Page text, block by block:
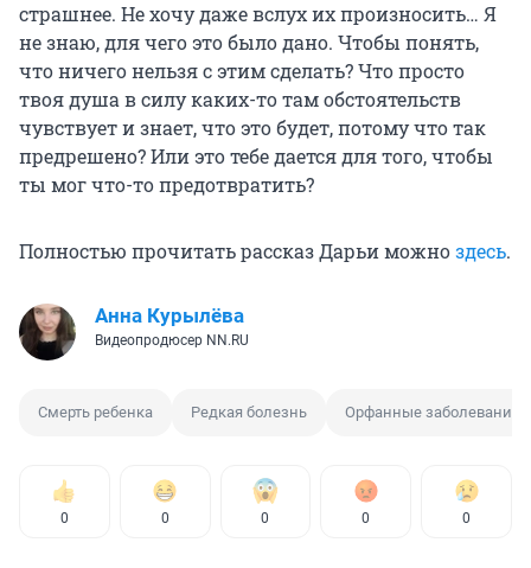
страшнее. Не хочу даже вслух их произносить… Я
не знаю, для чего это было дано. Чтобы понять,
что ничего нельзя с этим сделать? Что просто
твоя душа в силу каких-то там обстоятельств
чувствует и знает, что это будет, потому что так
предрешено? Или это тебе дается для того, чтобы
ты мог что-то предотвратить?
Полностью прочитать рассказ Дарьи можноздесь.
Анна Курылёва
Видеопродюсер NN.RU
Смерть ребенка Редкая болезнь Орфанные заболевания
0 0 0 0 0